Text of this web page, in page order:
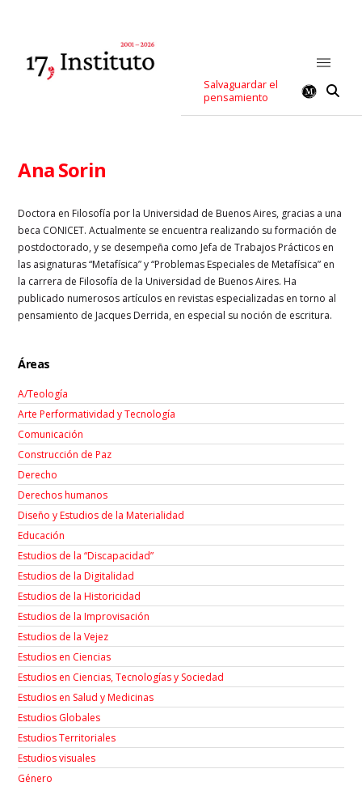
Salvaguardar el
pensamiento
Ana Sorin
Doctora en Filosofía por la Universidad de Buenos Aires, gracias a una
beca CONICET. Actualmente se encuentra realizando su formación de
postdoctorado, y se desempeña como Jefa de Trabajos Prácticos en
las asignaturas “Metafísica” y “Problemas Especiales de Metafísica” en
la carrera de Filosofía de la Universidad de Buenos Aires. Ha
publicado numerosos artículos en revistas especializadas en torno al
pensamiento de Jacques Derrida, en especial su noción de escritura.
Áreas
A/Teología
Arte Performatividad y Tecnología
Comunicación
Construcción de Paz
Derecho
Derechos humanos
Diseño y Estudios de la Materialidad
Educación
Estudios de la “Discapacidad”
Estudios de la Digitalidad
Estudios de la Historicidad
Estudios de la Improvisación
Estudios de la Vejez
Estudios en Ciencias
Estudios en Ciencias, Tecnologías y Sociedad
Estudios en Salud y Medicinas
Estudios Globales
Estudios Territoriales
Estudios visuales
Género